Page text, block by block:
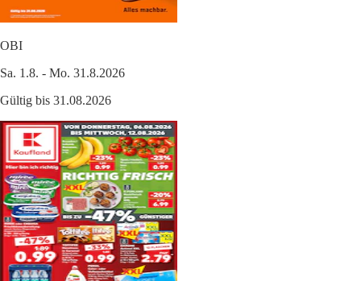
OBI
Sa. 1.8. - Mo. 31.8.2026
Gültig bis 31.08.2026